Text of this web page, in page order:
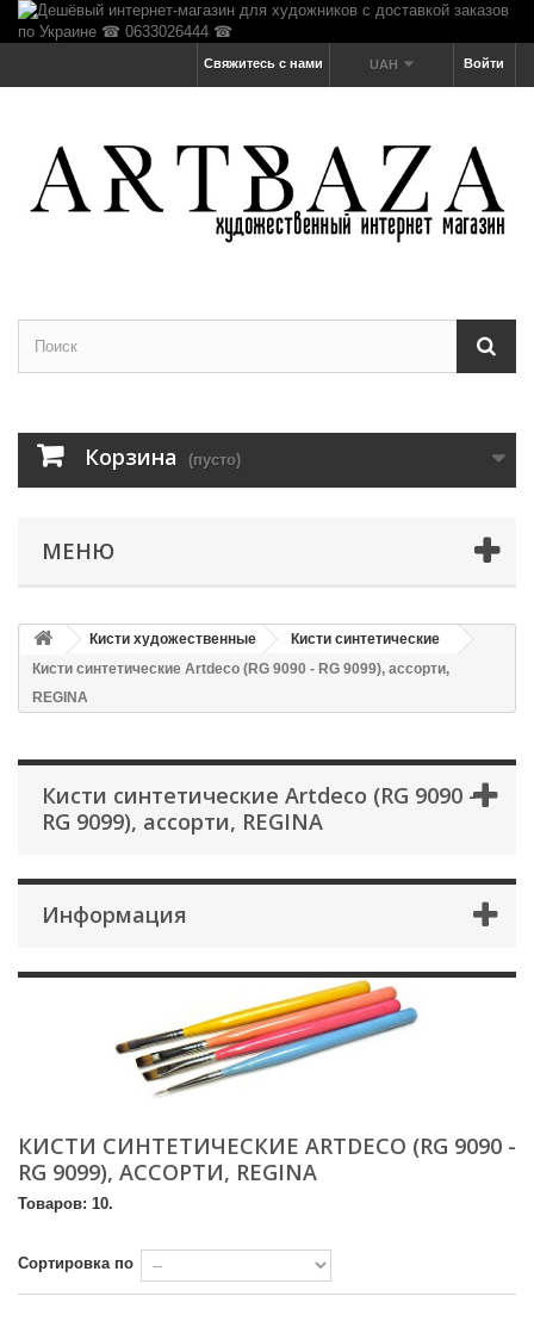
Войти
UAH
Свяжитесь с нами
Корзина (пусто)
МЕНЮ
Кисти художественные
Кисти синтетические
Кисти синтетические Artdeco (RG 9090 - RG 9099), ассорти,
REGINA
Кисти синтетические Artdeco (RG 9090 -
RG 9099), ассорти, REGINA
Информация
КИСТИ СИНТЕТИЧЕСКИЕ ARTDECO (RG 9090 -
RG 9099), АССОРТИ, REGINA
Товаров: 10.
Сортировка по